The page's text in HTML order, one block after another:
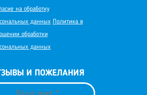
на обработку
данных Политика в
обработки
данных
И ПОЖЕЛАНИЯ